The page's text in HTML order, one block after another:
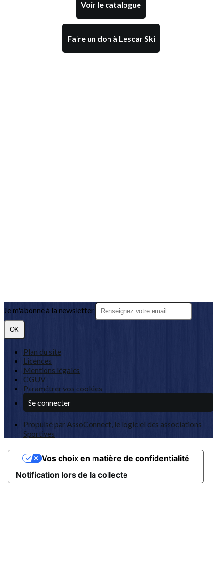
Voir le catalogue
Faire un don à Lescar Ski
Je m'abonne à la newsletter
OK
Plan du site
Licences
Mentions légales
CGUV
Paramétrer vos cookies
Se connecter
Propulsé par AssoConnect, le logiciel des associations
Sportives
Notification lors de la collecte
Vos choix en matière de confidentialité